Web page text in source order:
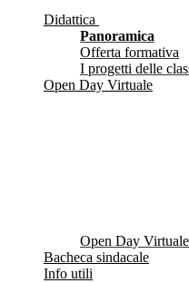
Didattica
Panoramica
Offerta formativa
I progetti delle
Open Day Virtuale
Open Day
Bacheca sindacale
Info utili